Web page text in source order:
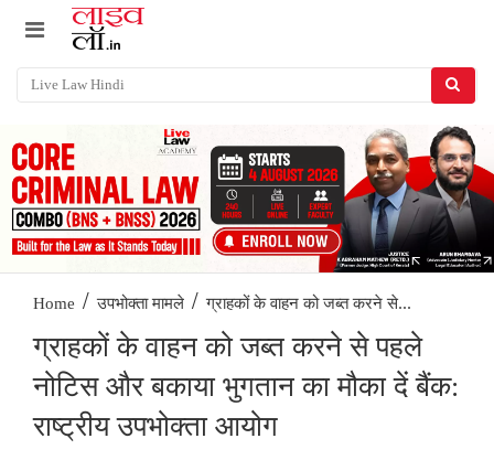
Home / उपभोक्ता मामले / ग्राहकों के वाहन को जब्त करने से...
ग्राहकों के वाहन को जब्त करने से पहले
नोटिस और बकाया भुगतान का मौका दें बैंक:
राष्ट्रीय उपभोक्ता आयोग